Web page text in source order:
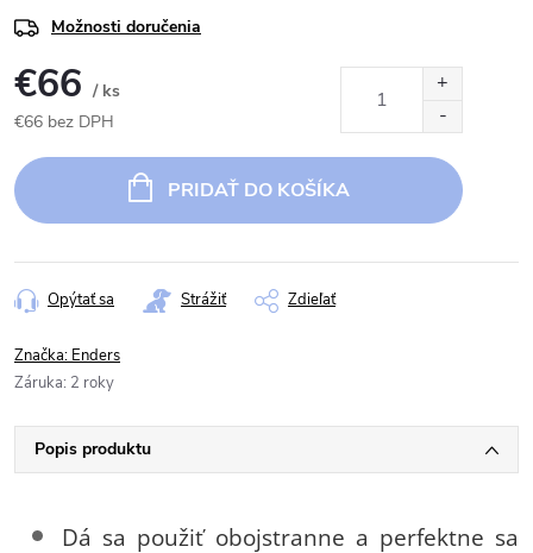
Možnosti doručenia
€66 / ks
€66 bez DPH
cena:
PRIDAŤ DO KOŠÍKA
Opýtať sa Strážiť Zdieľať
Značka: Enders
Záruka: 2 roky
Popis produktu
Dá sa použiť obojstranne a perfektne sa